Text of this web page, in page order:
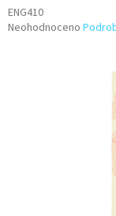
ENG410
Průměrné
Neohodnoceno